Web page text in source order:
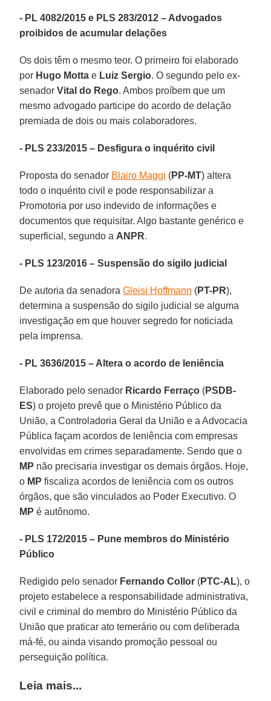
- PL 4082/2015 e PLS 283/2012 – Advogados
proibidos de acumular delações
Os dois têm o mesmo teor. O primeiro foi elaborado
por Hugo Motta e Luiz Sergio. O segundo pelo ex-
senadorVital do Rego. Ambos proíbem que um
mesmo advogado participe do acordo de delação
premiada de dois ou mais colaboradores.
- PLS 233/2015 – Desfigura o inquérito civil
Proposta do senador Blairo Maggi (PP-MT) altera
todo o inquérito civil e pode responsabilizar a
Promotoria por uso indevido de informações e
documentos que requisitar. Algo bastante genérico e
superficial, segundo a ANPR.
- PLS 123/2016 – Suspensão do sigilo judicial
De autoria da senadoraGleisi Hoffmann (PT-PR),
determina a suspensão do sigilo judicial se alguma
investigação em que houver segredo for noticiada
pela imprensa.
- PL 3636/2015 – Altera o acordo de leniência
Elaborado pelo senador Ricardo Ferraço (PSDB-
ES) o projeto prevê que o Ministério Público da
União, a Controladoria Geral da União e a Advocacia
Pública façam acordos de leniência com empresas
envolvidas em crimes separadamente. Sendo que o
MP não precisaria investigar os demais órgãos. Hoje,
o MP fiscaliza acordos de leniência com os outros
órgãos, que são vinculados ao Poder Executivo. O
MP é autônomo.
- PLS 172/2015 – Pune membros do Ministério
Público
Redigido pelo senador Fernando Collor (PTC-AL), o
projeto estabelece a responsabilidade administrativa,
civil e criminal do membro do Ministério Público da
União que praticar ato temerário ou com deliberada
má-fé, ou ainda visando promoção pessoal ou
perseguição política.
Leia mais...